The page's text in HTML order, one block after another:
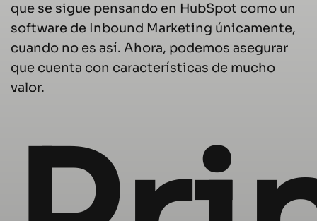
que se sigue pensando en HubSpot como un
software de Inbound Marketing únicamente,
cuando no es así. Ahora, podemos asegurar
que cuenta con características de mucho
valor.